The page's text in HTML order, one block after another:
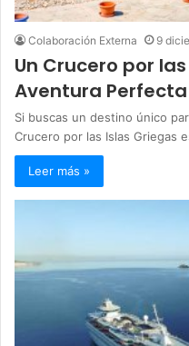
Colaboración Externa 9
Un Crucero por
Aventura
Si buscas un destino único
Crucero por las Islas Griegas
Leer más »